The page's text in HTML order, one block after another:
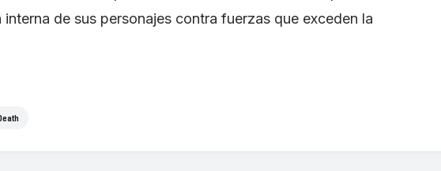
de sus personajes contra fuerzas que exceden la